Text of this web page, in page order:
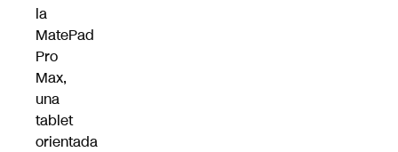
la
MatePad
Pro
Max,
una
tablet
orientada